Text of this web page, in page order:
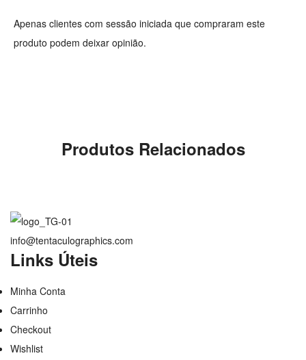
Apenas clientes com sessão iniciada que compraram este
produto podem deixar opinião.
Produtos Relacionados
info@tentaculographics.com
Links Úteis
Minha Conta
Carrinho
Checkout
Wishlist